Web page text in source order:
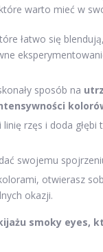
warto mieć w
łatwo się
sposób na
rzęs i doda
swojemu
otwierasz
okazji.
smoky eyes,